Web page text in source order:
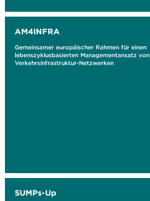
AM4INFRA
Gemeinsamer europäischer Rahmen für einen
lebenszyklusbasierten Managementansatz von
Verkehrsinfrastruktur-Netzwerken
SUMPs-Up